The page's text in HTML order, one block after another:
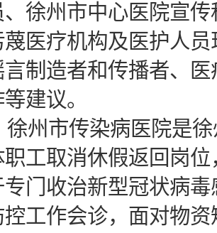
、徐州市中心医院宣
蔑医疗机构及医护人
言制造者和传播者、
建议。
徐州市传染病医院是
职工取消休假返回岗
专门收治新型冠状病
控工作会诊，面对物